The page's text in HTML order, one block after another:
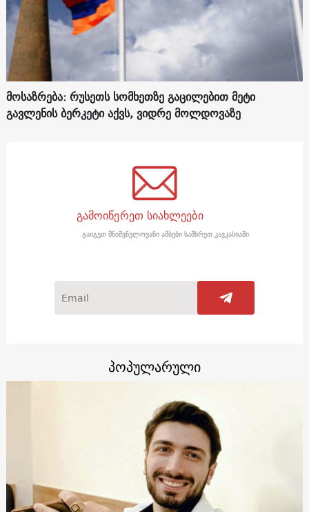
მოსაზრება: რუსეთს სომხეთზე გაცილებით მეტი
გავლენის ბერკეტი აქვს, ვიდრე მოლდოვაზე
გამოიწერეთ სიახლეები
გაიგეთ მნიშვნელოვანი ამბები სამხრეთ კავკასიაში
პოპულარული